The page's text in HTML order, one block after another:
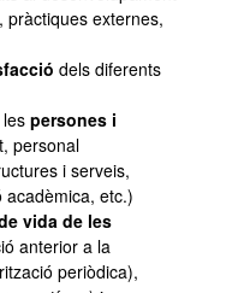
pràctiques externes,
dels diferents
persones i
personal
i serveis,
etc.)
vida de les
anterior a la
periòdica),